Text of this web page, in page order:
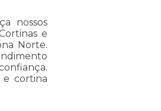
nossos
e
Norte.
cortina